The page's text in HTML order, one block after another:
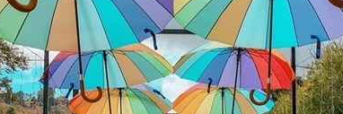
Italiana - capital Frutos do mar Frutos
Churrascaria / Steakhouse Churrascarias -